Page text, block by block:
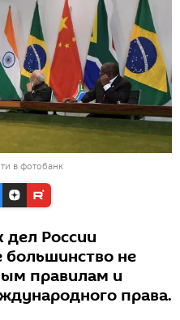
в фотобанк
России
не
правилам и
права.